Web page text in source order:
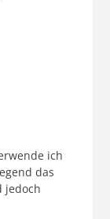
ich
das
jedoch